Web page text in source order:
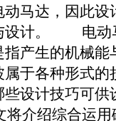
马达，因此
设计。 电动
产生的机械
于各种形式
设计技巧可
绍综合运用